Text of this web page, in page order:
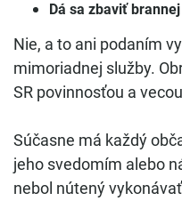
Dá sa zbaviť
Nie, a to ani podaním
mimoriadnej služby.
SR povinnosťou a
Súčasne má každý
jeho svedomím alebo
nebol nútený